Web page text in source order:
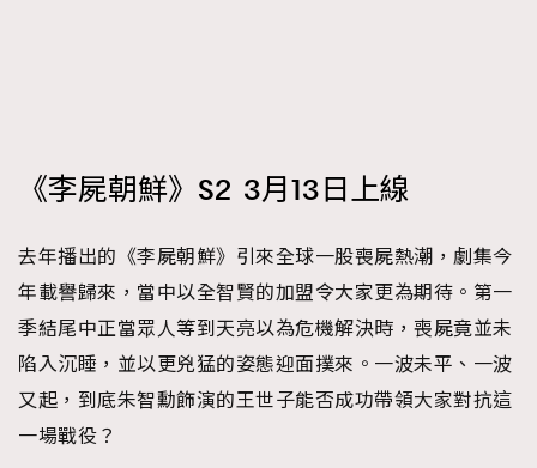
《李屍朝鮮》S2 3月13日上線
去年播出的《李屍朝鮮》引來全球一股喪屍熱潮，劇集今
年載譽歸來，當中以全智賢的加盟令大家更為期待。第一
季結尾中正當眾人等到天亮以為危機解決時，喪屍竟並未
陷入沉睡，並以更兇猛的姿態迎面撲來。一波未平、一波
又起，到底朱智勳飾演的王世子能否成功帶領大家對抗這
一場戰役？